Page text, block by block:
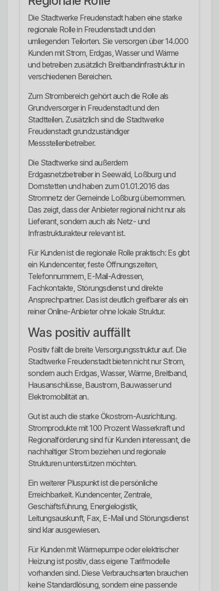
Die Stadtwerke Freudenstadt haben eine starke
regionale Rolle in Freudenstadt und den
umliegenden Teilorten. Sie versorgen über 14.000
Kunden mit Strom, Erdgas, Wasser und Wärme
und betreiben zusätzlich Breitbandinfrastruktur in
verschiedenen Bereichen.
Zum Strombereich gehört auch die Rolle als
Grundversorger in Freudenstadt und den
Stadtteilen. Zusätzlich sind die Stadtwerke
Freudenstadt grundzuständiger
Messstellenbetreiber.
Die Stadtwerke sind außerdem
Erdgasnetzbetreiber in Seewald, Loßburg und
Dornstetten und haben zum 01.01.2016 das
Stromnetz der Gemeinde Loßburg übernommen.
Das zeigt, dass der Anbieter regional nicht nur als
Lieferant, sondern auch als Netz- und
Infrastrukturakteur relevant ist.
Für Kunden ist die regionale Rolle praktisch: Es gibt
ein Kundencenter, feste Öffnungszeiten,
Telefonnummern, E-Mail-Adressen,
Fachkontakte, Störungsdienst und direkte
Ansprechpartner. Das ist deutlich greifbarer als ein
reiner Online-Anbieter ohne lokale Struktur.
Was positiv auffällt
Positiv fällt die breite Versorgungsstruktur auf. Die
Stadtwerke Freudenstadt bieten nicht nur Strom,
sondern auch Erdgas, Wasser, Wärme, Breitband,
Hausanschlüsse, Baustrom, Bauwasser und
Elektromobilität an.
Gut ist auch die starke Ökostrom-Ausrichtung.
Stromprodukte mit 100 Prozent Wasserkraft und
Regionalförderung sind für Kunden interessant, die
nachhaltiger Strom beziehen und regionale
Strukturen unterstützen möchten.
Ein weiterer Pluspunkt ist die persönliche
Erreichbarkeit. Kundencenter, Zentrale,
Geschäftsführung, Energielogistik,
Leitungsauskunft, Fax, E-Mail und Störungsdienst
sind klar ausgewiesen.
Für Kunden mit Wärmepumpe oder elektrischer
Heizung ist positiv, dass eigene Tarifmodelle
vorhanden sind. Diese Verbrauchsarten brauchen
keine Standardlösung, sondern eine passende